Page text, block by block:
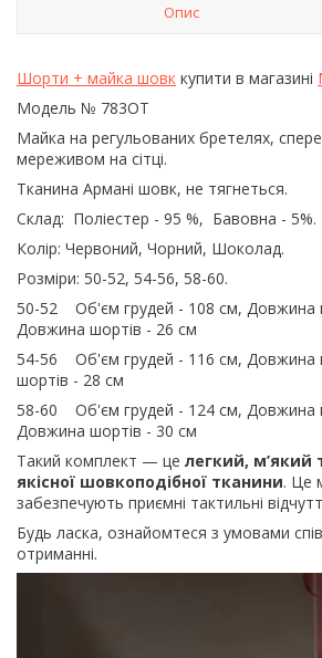
Опис
Шорти + майка шовк купити в магазині
Модель № 783ОТ
Майка на регульованих бретелях,
мереживом на сітці.
Тканина Армані шовк, не тягнеться.
Склад: Поліестер - 95 %, Бавовна - 5%.
Колір: Червоний, Чорний, Шоколад.
Розміри: 50-52, 54-56, 58-60.
50-52 Об'єм грудей - 108 см, Довжина
Довжина шортів - 26 см
54-56 Об'єм грудей - 116 см, Довжина
шортів - 28 см
58-60 Об'єм грудей - 124 см, Довжина
Довжина шортів - 30 см
Такий комплект — це легкий, м’який
якісної шовкоподібної тканини. Це
забезпечують приємні тактильні
Будь ласка, ознайомтеся з умовами
отриманні.